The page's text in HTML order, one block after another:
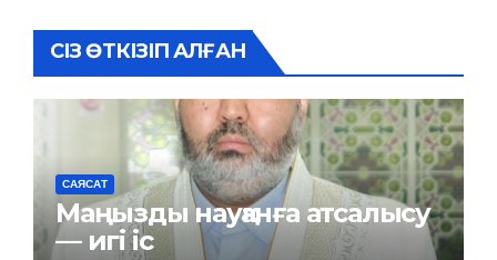
СІЗ ӨТКІЗІП АЛҒАН
САЯСАТ
Маңызды науқанға атсалысу
— игі іс